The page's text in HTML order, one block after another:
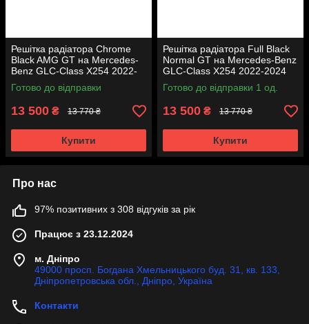
Решітка радіатора Chrome
Black AMG GT на Mercedes-
Benz GLC-Class X254 2022-
2024 роки
Готово до відправки
13 500 ₴ 13 770 ₴
Купити
Решітка радіатора Full Black
Normal GT на Mercedes-Benz
GLC-Class X254 2022-2024
року
Готово до відправки 1 од.
13 500 ₴ 13 770 ₴
Купити
Про нас
97% позитивних з 308 відгуків за рік
Працює з 23.12.2024
м. Дніпро
49000 просп. Богдана Хмельницького буд. 31, кв. 133,
Дніпропетровська обл., Дніпро, Україна
Контакти